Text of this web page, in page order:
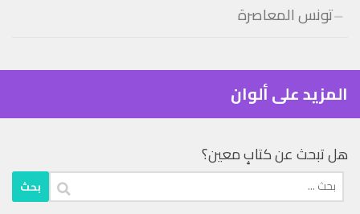
تونس المعاصرة
المزيد على ألوان
هل تبحث عن كتابٍ معين؟
البحث
عن: